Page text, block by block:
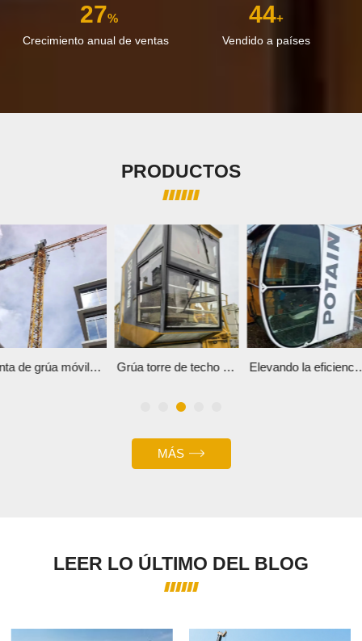
30%
Crecimiento anual de ventas
50+
Vendido a países
PRODUCTOS
Grúa torre de techo plano XCMG XGT7018-10 a la venta en China Elevando la eficiencia: la grúa torre POTAIN MC320 Grúa torre
MÁS
LEER LO ÚLTIMO DEL BLOG